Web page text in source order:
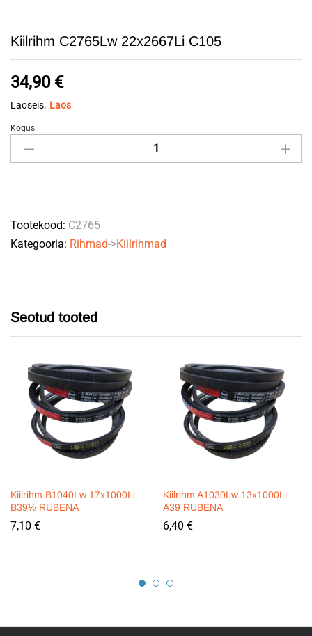
Kiilrihm C2765Lw 22x2667Li C105
34,90 €
Laoseis: Laos
Kiilrihm
C2765Lw
quantity
Kogus:
Tootekood: C2765
Kategooria: Rihmad->Kiilrihmad
Seotud tooted
Kiilrihm B1040Lw 17x1000Li
B39½ RUBENA
7,10 €
Kiilrihm A1030Lw 13x1000Li
A39 RUBENA
6,40 €